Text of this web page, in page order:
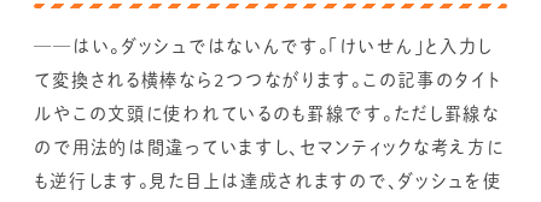
──はい。ダッシュではないんです。「けいせん」と入力し
て変換される横棒なら2つつながります。この記事のタイト
ルやこの文頭に使われているのも罫線です。ただし罫線な
ので用法的は間違っていますし、セマンティックな考え方に
も逆行します。見た目上は達成されますので、ダッシュを使